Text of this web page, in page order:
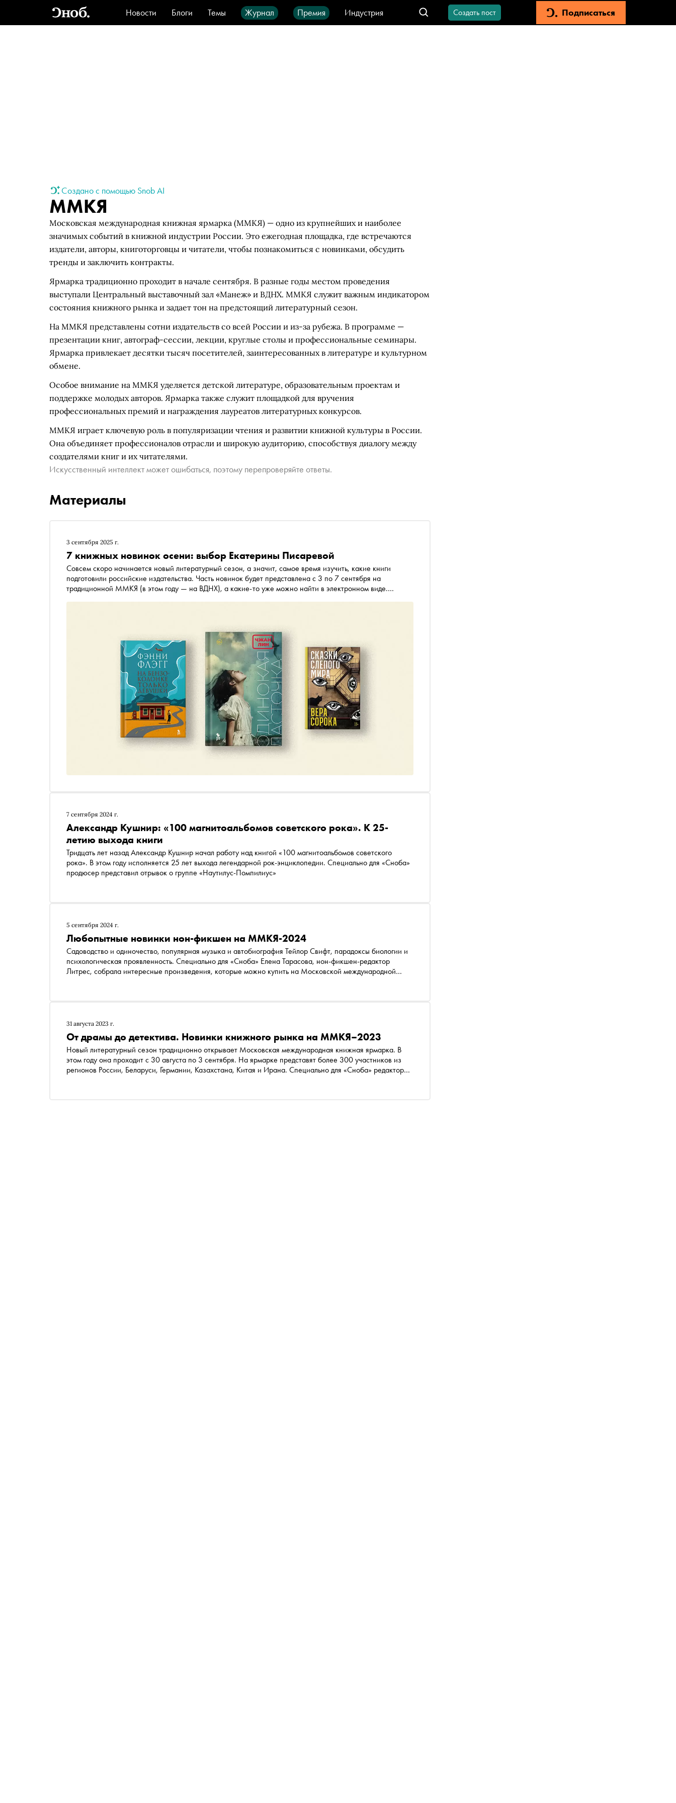
Новости Блоги Темы Журнал Премия
Индустрия
Стиль
Видео Город IT-продукты
Создать пост Подписаться
Создано с помощью Snob AI
ММКЯ
Московская международная книжная ярмарка (ММКЯ) — одно из крупнейших и наиболее
значимых событий в книжной индустрии России. Это ежегодная площадка, где встречаются
издатели, авторы, книготорговцы и читатели, чтобы познакомиться с новинками, обсудить
тренды и заключить контракты.
Ярмарка традиционно проходит в начале сентября. В разные годы местом проведения
выступали Центральный выставочный зал «Манеж» и ВДНХ. ММКЯ служит важным индикатором
состояния книжного рынка и задает тон на предстоящий литературный сезон.
На ММКЯ представлены сотни издательств со всей России и из-за рубежа. В программе —
презентации книг, автограф-сессии, лекции, круглые столы и профессиональные семинары.
Ярмарка привлекает десятки тысяч посетителей, заинтересованных в литературе и культурном
обмене.
Особое внимание на ММКЯ уделяется детской литературе, образовательным проектам и
поддержке молодых авторов. Ярмарка также служит площадкой для вручения
профессиональных премий и награждения лауреатов литературных конкурсов.
ММКЯ играет ключевую роль в популяризации чтения и развитии книжной культуры в России.
Она объединяет профессионалов отрасли и широкую аудиторию, способствуя диалогу между
создателями книг и их читателями.
Искусственный интеллект может ошибаться, поэтому перепроверяйте ответы.
Материалы
3 сентября 2025 г.
7 книжных новинок осени: выбор Екатерины Писаревой
Совсем скоро начинается новый литературный сезон, а значит, самое время изучить, какие книги
подготовили российские издательства. Часть новинок будет представлена с 3 по 7 сентября на
традиционной ММКЯ (в этом году — на ВДНХ), а какие-то уже можно найти в электронном виде.
7 сентября 2024 г.
Александр Кушнир: «100 магнитоальбомов советского рока». К 25-
летию выхода книги
Тридцать лет назад Александр Кушнир начал работу над книгой «100 магнитоальбомов советского
рока». В этом году исполняется 25 лет выхода легендарной рок-энциклопедии. Специально для «Сноба»
продюсер представил отрывок о группе «Наутилус-Помпилиус»
5 сентября 2024 г.
Любопытные новинки нон-фикшен на ММКЯ-2024
Садоводство и одиночество, популярная музыка и автобиография Тейлор Свифт, парадоксы биологии и
психологическая проявленность. Специально для «Сноба» Елена Тарасова, нон-фикшен-редактор
Литрес, собрала интересные произведения, которые можно купить на Московской международной
31 августа 2023 г.
От драмы до детектива. Новинки книжного рынка на ММКЯ–2023
Новый литературный сезон традиционно открывает Московская международная книжная ярмарка. В
этом году она проходит с 30 августа по 3 сентября. На ярмарке представят более 300 участников из
регионов России, Беларуси, Германии, Казахстана, Китая и Ирана. Специально для «Сноба» редактор